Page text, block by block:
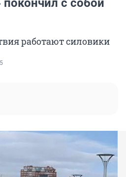
с собой
работают силовики